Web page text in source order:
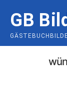
content
GB